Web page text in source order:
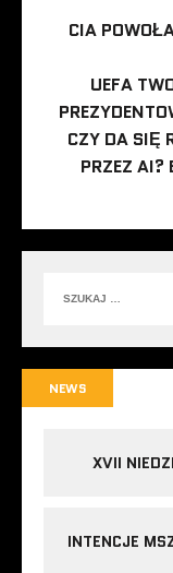
CIA
UEFA
CZY DA SIĘ
PRZEZ AI?
NEWS
XVII
INTENCJE